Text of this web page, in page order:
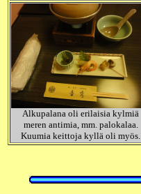
Alkupalana oli erilaisia kylmiä
meren antimia, mm. palokalaa.
Kuumia keittoja kyllä oli myös.